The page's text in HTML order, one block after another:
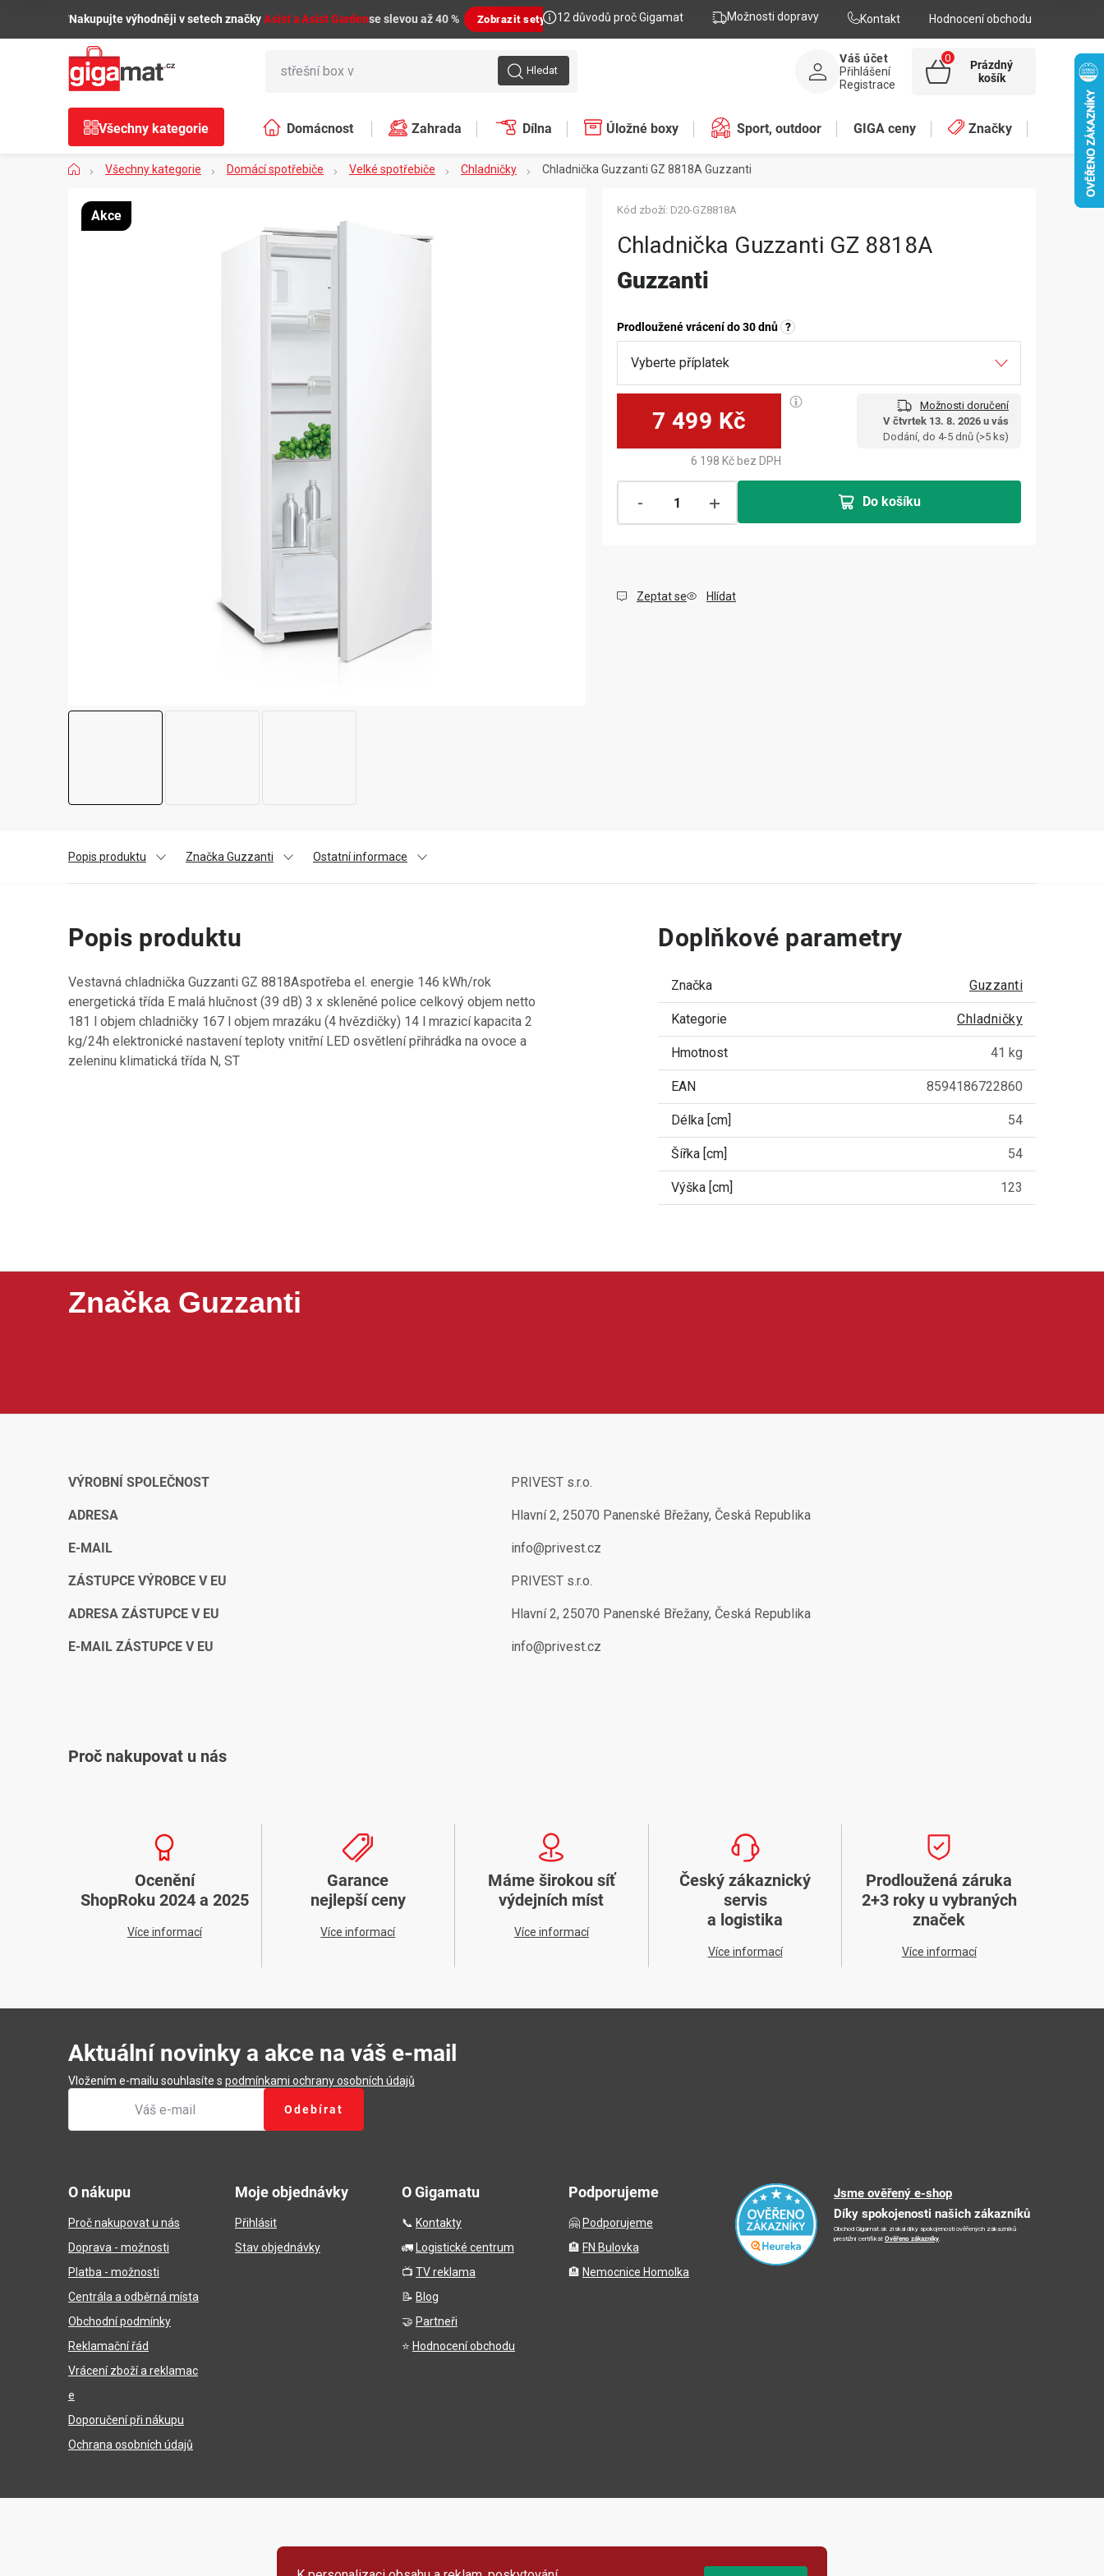
🌿Nakupujte výhodněji v setech značkyAsist a Asist Gardense slevou až 40 % Zobrazit sety 12 důvodů proč Gigamat Možnosti dopravy Kontakt Hodnocení obchodu
Hledat
Váš účet
Přihlášení
Registrace
NÁKUPNÍ
Prázdný
košík
Všechny kategorie Domácnost Zahrada Dílna Úložné boxy Sport, outdoor GIGA ceny Značky
DomůVšechny kategorie Domácí spotřebiče Velké spotřebiče Chladničky Chladnička Guzzanti GZ 8818A Guzzanti
Chladnička Guzzanti GZ 8818A
Guzzanti
Prodloužené vrácení do 30 dnů ?
7 499 Kč
Možnosti doručení
V čtvrtek 13. 8. 2026 u vás
Dodání, do 4-5 dnů (>5 ks)
6 198 Kč bez DPH
Do košíku
Kód zboží: D20-GZ8818A
Zeptat se Hlídat
Akce
Popis produktu Značka Guzzanti Ostatní informace
Popis produktu
Vestavná chladnička Guzzanti GZ 8818Aspotřeba el. energie 146 kWh/rok
energetická třída E malá hlučnost (39 dB) 3 x skleněné police celkový objem netto
181 l objem chladničky 167 l objem mrazáku (4 hvězdičky) 14 l mrazicí kapacita 2
kg/24h elektronické nastavení teploty vnitřní LED osvětlení přihrádka na ovoce a
zeleninu klimatická třída N, ST
Doplňkové parametry
Značka Guzzanti
Kategorie Chladničky
Hmotnost 41 kg
EAN 8594186722860
Délka [cm] 54
Šířka [cm] 54
Výška [cm] 123
Značka Guzzanti
VÝROBNÍ SPOLEČNOST PRIVEST s.r.o.
ADRESA Hlavní 2, 25070 Panenské Břežany, Česká Republika
E-MAIL info@privest.cz
ZÁSTUPCE VÝROBCE V EU PRIVEST s.r.o.
ADRESA ZÁSTUPCE V EU Hlavní 2, 25070 Panenské Břežany, Česká Republika
E-MAIL ZÁSTUPCE V EU info@privest.cz
Proč nakupovat u nás
Ocenění
ShopRoku 2024 a 2025
Více informací
Garance
nejlepší ceny
Více informací
Máme širokou síť
výdejních míst
Více informací
Český zákaznický
servis
a logistika
Více informací
Prodloužená záruka
2+3 roky u vybraných
značek
Více informací
Aktuální novinky a akce na váš e-mail
Vložením e-mailu souhlasíte s podmínkami ochrany osobních údajů
Odebírat
O nákupu
Proč nakupovat u nás
Doprava - možnosti
Platba - možnosti
Centrála a odběrná místa
Obchodní podmínky
Reklamační řád
Vrácení zboží a reklamac
e
Doporučení při nákupu
Ochrana osobních údajů
Moje objednávky
Přihlásit
Stav objednávky
O Gigamatu
📞 Kontakty
🚛
Logistické centrum
📺 TV reklama
📝 Blog
🤝 Partneři
⭐ Hodnocení obchodu
Podporujeme
🤗 Podporujeme
🏨 FN Bulovka
🏨 Nemocnice Homolka
Jsme ověřený e-shop
Díky spokojenosti našich zákazníků
Obchod Gigamat.sk získal díky spokojenosti ověřených zákazníků
prestižní certifikát Ověřeno zákazníky.